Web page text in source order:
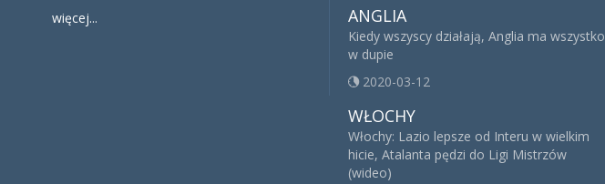
więcej...
ANGLIA
Kiedy wszyscy działają, Anglia ma wszystko
w dupie
2020-03-12
WŁOCHY
Włochy: Lazio lepsze od Interu w wielkim
hicie, Atalanta pędzi do Ligi Mistrzów
(wideo)